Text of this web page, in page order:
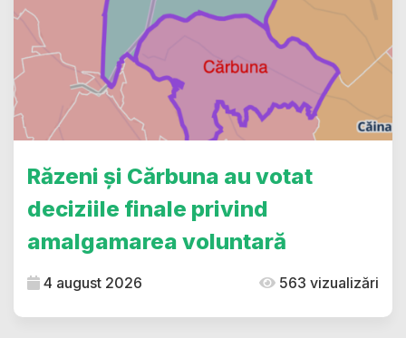
Răzeni și Cărbuna au votat
deciziile finale privind
amalgamarea voluntară
4 august 2026 563 vizualizări